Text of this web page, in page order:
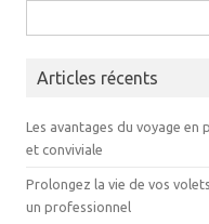
Articles récents
Les avantages du voyage en
et conviviale
Prolongez la vie de vos
un professionnel